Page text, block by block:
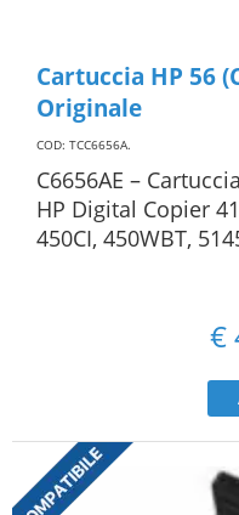
Cartuccia HP 56
Originale
COD: TCC6656A.
C6656AE –
HP Digital Copier
450CI, 450WBT,
€